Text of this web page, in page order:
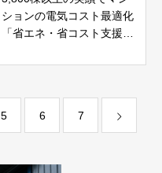
ションの電気コスト最適化
「省エネ・省コスト支援サ
株式会社エネフィット
5 6 7